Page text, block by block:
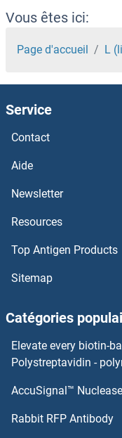
LILRB2 Anticorps
LILRB1 Anticorps
LILRA6 Anticorps
LILRA5 Anticorps
LILRA3 Anticorps
LILRA2 Anticorps
LILRA1 Anticorps
LIG3 Anticorps
LIG1 Anticorps
LIFR Anticorps
Vous êtes ici:
Page d'accueil L
Service
Contact
Aide
Newsletter
Resources
Top Antigen Products
Sitemap
Catégories
Elevate every biotin-
Polystreptavidin -
AccuSignal™
Rabbit RFP Antibody